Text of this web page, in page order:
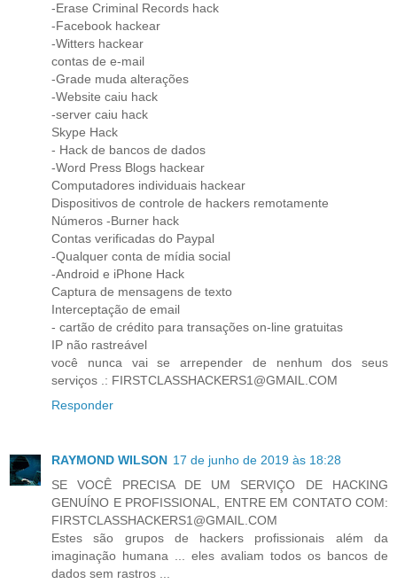
-Erase Criminal Records hack
-Facebook hackear
-Witters hackear
contas de e-mail
-Grade muda alterações
-Website caiu hack
-server caiu hack
Skype Hack
- Hack de bancos de dados
-Word Press Blogs hackear
Computadores individuais hackear
Dispositivos de controle de hackers remotamente
Números -Burner hack
Contas verificadas do Paypal
-Qualquer conta de mídia social
-Android e iPhone Hack
Captura de mensagens de texto
Interceptação de email
- cartão de crédito para transações on-line gratuitas
IP não rastreável
você nunca vai se arrepender de nenhum dos seus
serviços .: FIRSTCLASSHACKERS1@GMAIL.COM
Responder
RAYMOND WILSON 17 de junho de 2019 às 18:28
SE VOCÊ PRECISA DE UM SERVIÇO DE HACKING
GENUÍNO E PROFISSIONAL, ENTRE EM CONTATO COM:
FIRSTCLASSHACKERS1@GMAIL.COM
Estes são grupos de hackers profissionais além da
imaginação humana ... eles avaliam todos os bancos de
dados sem rastros ...